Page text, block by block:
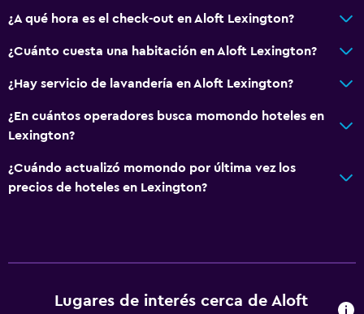
Habitaciones familiares
Posibilidad de habitaciones conectadas
Salud y seguridad
Limpieza diaria
Botiquín de primeros auxilios
Caja fuerte
Piscina de agua salada
¿A qué hora es el check-out en Aloft Lexington?
¿Cuánto cuesta una habitación en Aloft Lexington?
¿Hay servicio de lavandería en Aloft Lexington?
¿En cuántos operadores busca momondo hoteles en
Lexington?
¿Cuándo actualizó momondo por última vez los
precios de hoteles en Lexington?
Lugares de interés cerca de Aloft